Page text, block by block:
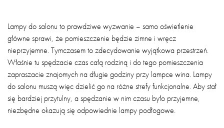
Lampy do salonu to prawdziwe wyzwanie – samo oświetlenie
główne sprawi, że pomieszczenie będzie zimne i wręcz
nieprzyjemne. Tymczasem to zdecydowanie wyjątkowa przestrzeń.
Właśnie tu spędzacie czas całą rodziną i do tego pomieszczenia
zapraszacie znajomych na długie godziny przy lampce wina. Lampy
do salonu muszą więc dzielić go na różne strefy funkcjonalne. Aby stał
się bardziej przytulny, a spędzanie w nim czasu było przyjemne,
niezbędne okazują się odpowiednie lampy podłogowe.